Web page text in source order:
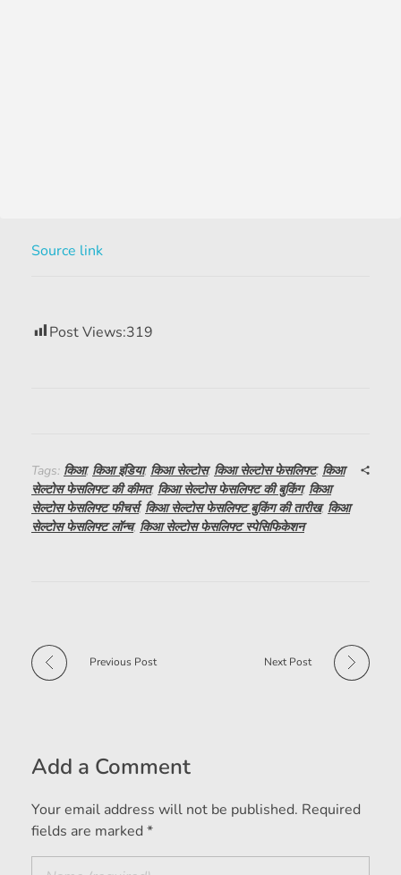
Source link
Post Views:319
Tags: किआ, किआ इंडिया, किआ सेल्टोस, किआ सेल्टोस फेसलिफ्ट, किआ
सेल्टोस फेसलिफ्ट की कीमत, किआ सेल्टोस फेसलिफ्ट की बुकिंग, किआ
सेल्टोस फेसलिफ्ट फीचर्स, किआ सेल्टोस फेसलिफ्ट बुकिंग की तारीख, किआ
सेल्टोस फेसलिफ्ट लॉन्च, किआ सेल्टोस फेसलिफ्ट स्पेसिफिकेशन
Previous Post Next Post
Add a Comment
Your email address will not be published. Required
fields are marked *